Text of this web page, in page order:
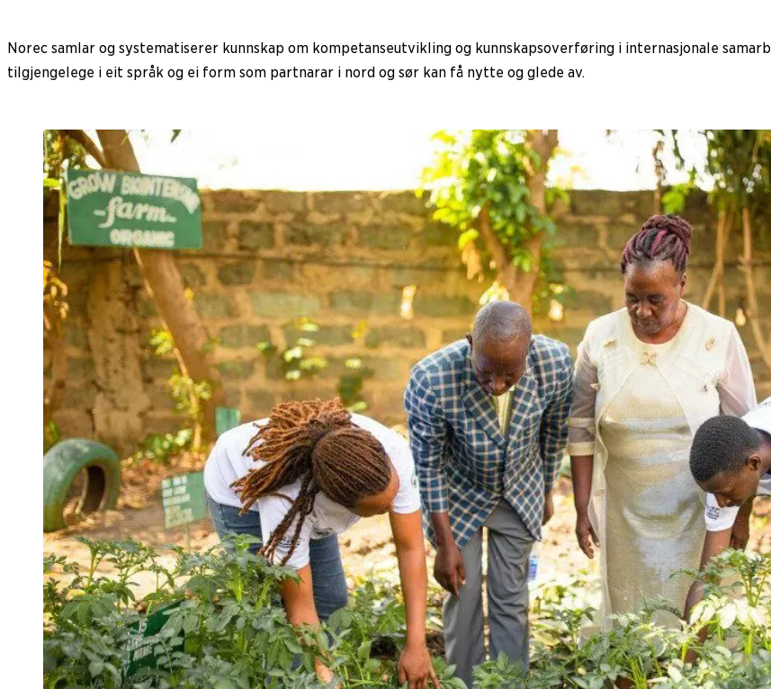
Norec samlar og systematiserer kunnskap om kompetanseutvikling og kunnskapsoverføring i internasjonale
tilgjengelege i eit språk og ei form som partnarar i nord og sør kan få nytte og glede av.